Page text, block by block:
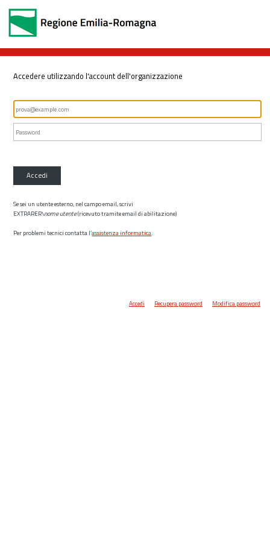
Accedere utilizzando l'account dell'organizzazione
Accedi
Se sei un utente esterno, nel campo email, scrivi
EXTRARER\nome utente(ricevuto tramite email di abilitazione)
Per problemi tecnici contatta l’assistenza informatica.
Accedi Recupera password Modifica password